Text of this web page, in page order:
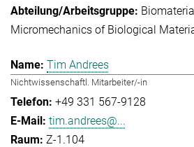
Micromechanics of Biological
Tim Andrees
Nichtwissenschaftl. Mitarbeiter/-in
+49 331 567-9128
tim.andrees@...
Z-1.104